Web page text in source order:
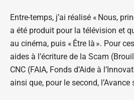
Entre-temps, j’ai réalisé « Nous,
a été produit pour la télévision et
au cinéma, puis « Être là ». Pour
aides à l’écriture de la Scam
CNC (FAIA, Fonds d’Aide à
ainsi que, pour le second, l’Avance